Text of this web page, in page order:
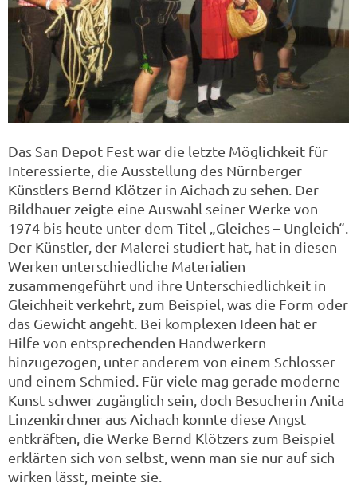
Das San Depot Fest war die letzte Möglichkeit für
Interessierte, die Ausstellung des Nürnberger
Künstlers Bernd Klötzer in Aichach zu sehen. Der
Bildhauer zeigte eine Auswahl seiner Werke von
1974 bis heute unter dem Titel „Gleiches – Ungleich“.
Der Künstler, der Malerei studiert hat, hat in diesen
Werken unterschiedliche Materialien
zusammengeführt und ihre Unterschiedlichkeit in
Gleichheit verkehrt, zum Beispiel, was die Form oder
das Gewicht angeht. Bei komplexen Ideen hat er
Hilfe von entsprechenden Handwerkern
hinzugezogen, unter anderem von einem Schlosser
und einem Schmied. Für viele mag gerade moderne
Kunst schwer zugänglich sein, doch Besucherin Anita
Linzenkirchner aus Aichach konnte diese Angst
entkräften, die Werke Bernd Klötzers zum Beispiel
erklärten sich von selbst, wenn man sie nur auf sich
wirken lässt, meinte sie.